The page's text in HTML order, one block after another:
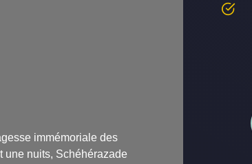
immémoriale des
une nuits, Schéhérazade